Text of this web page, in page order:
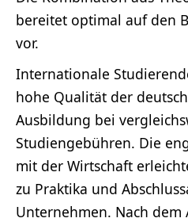
bereitet optimal auf den
vor.
Internationale
hohe Qualität der
Ausbildung bei
Studiengebühren. Die
mit der Wirtschaft
zu Praktika und
Unternehmen. Nach dem